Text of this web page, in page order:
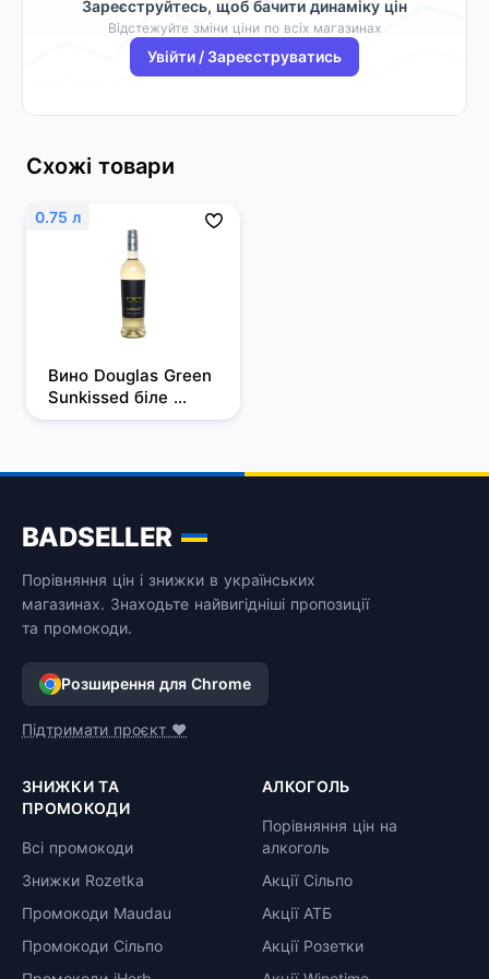
Зареєструйтесь, щоб бачити динаміку цін
Відстежуйте зміни ціни по всіх магазинах
Увійти / Зареєструватись
Схожі товари
0.75 л
Вино Douglas Green
Sunkissed біле
напівсолодке 0.75 л
BADSELLER
Порівняння цін і знижки в українських
магазинах. Знаходьте найвигідніші пропозиції
та промокоди.
Розширення для Chrome
Підтримати проєкт ❤️
ЗНИЖКИ ТА
ПРОМОКОДИ
Всі промокоди
Знижки Rozetka
Промокоди Maudau
Промокоди Сільпо
АЛКОГОЛЬ
Порівняння цін на
алкоголь
Акції Сільпо
Акції АТБ
Акції Розетки